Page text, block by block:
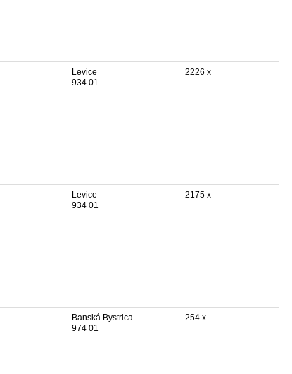
Levice
934 01
2226 x
Levice
934 01
2175 x
Banská Bystrica
974 01
254 x